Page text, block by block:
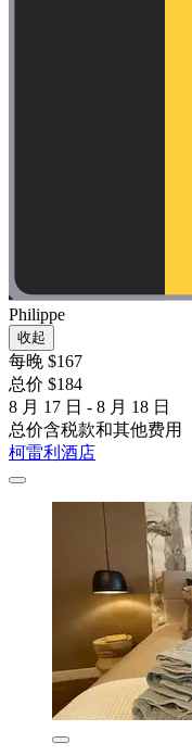
Philippe
收起
每晚 $167
总价 $184
8 月 17 日 - 8 月 18 日
总价含税款和其他费用
柯雷利酒店